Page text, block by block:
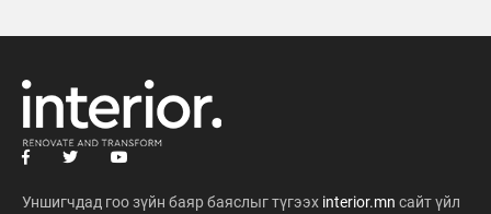
Уншигчдад гоо зүйн баяр баяслыг түгээх interior.mn сайт үйл